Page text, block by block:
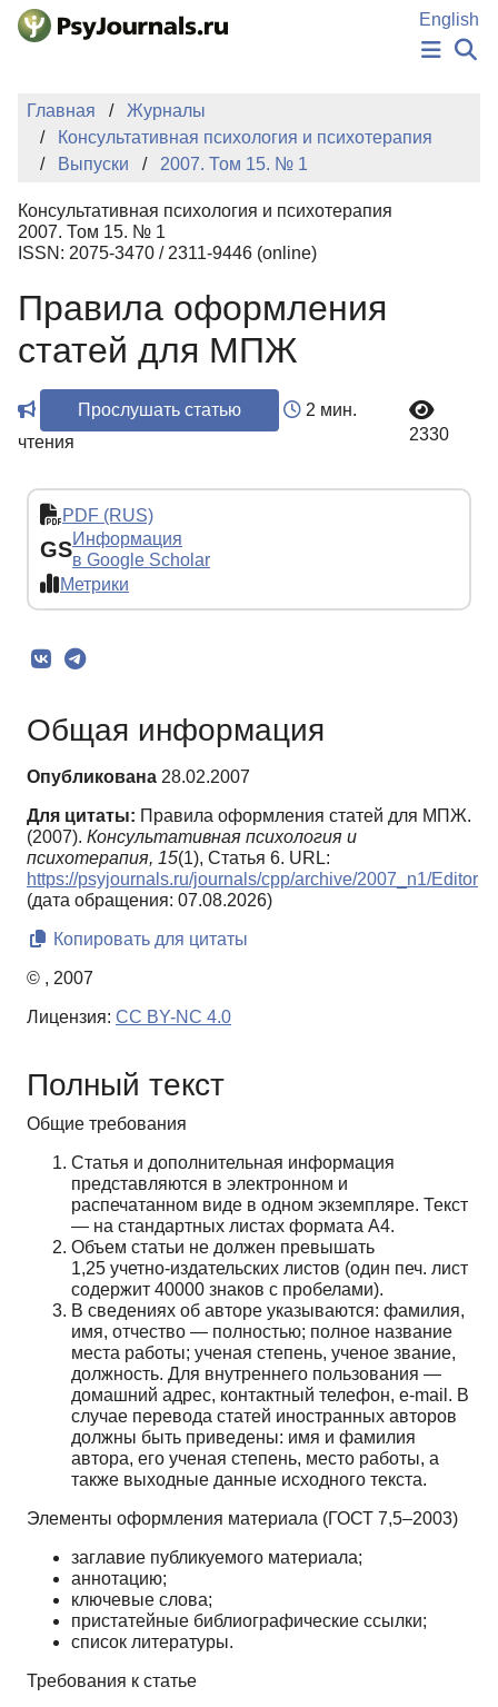
Перейти к основному содержанию
English
НОВОСТИ
АВТОРЫ
КЛЮЧЕВЫЕ СЛОВА
Регистрация
Главная
Журналы
Консультативная психология и психотерапия
Выпуски
2007. Том 15. № 1
Консультативная психология и психотерапия
2007. Том 15. № 1
ISSN: 2075-3470 / 2311-9446 (online)
Правила оформления
статей для МПЖ
Прослушать статью
2 мин.
чтения
2330
PDF (RUS)
GSИнформация
в Google Scholar
Метрики
Общая информация
Опубликована 28.02.2007
Для цитаты: Правила оформления статей для МПЖ.
(2007). Консультативная психология и
психотерапия, 15(1), Статья 6. URL:
https://psyjournals.ru/journals/cpp/archive/2007_n1/Editor
(дата обращения: 07.08.2026)
Копировать для цитаты
© , 2007
Лицензия: CC BY-NC 4.0
Полный текст
Общие требования
Статья и дополнительная информация
представляются в электронном и
распечатанном виде в одном экземпляре. Текст
— на стандартных листах формата А4.
Объем статьи не должен превышать
1,25 учетно-издательских листов (один печ. лист
содержит 40000 знаков с пробелами).
В сведениях об авторе указываются: фамилия,
имя, отчество — полностью; полное название
места работы; ученая степень, ученое звание,
должность. Для внутреннего пользования —
домашний адрес, контактный телефон, e-mail. В
случае перевода статей иностранных авторов
должны быть приведены: имя и фамилия
автора, его ученая степень, место работы, а
также выходные данные исходного текста.
Элементы оформления материала (ГОСТ 7,5–2003)
заглавие публикуемого материала;
аннотацию;
ключевые слова;
пристатейные библиографические ссылки;
список литературы.
Требования к статье